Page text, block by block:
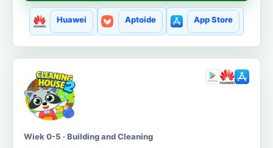
Huawei Aptoide App Store
Wiek 0-5 · Building and Cleaning